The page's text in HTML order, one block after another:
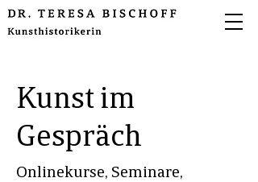
Kunst im
Gespräch
Onlinekurse, Seminare,